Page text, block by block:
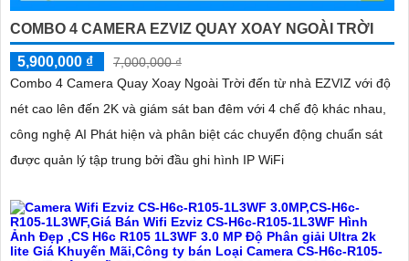
COMBO 4 CAMERA EZVIZ QUAY XOAY NGOÀI TRỜI
5,900,000 ₫
7,000,000 ₫
Combo 4 Camera Quay Xoay Ngoài Trời đến từ nhà EZVIZ với độ
nét cao lên đến 2K và giám sát ban đêm với 4 chế độ khác nhau,
công nghệ AI Phát hiện và phân biệt các chuyển động chuẩn sát
được quản lý tập trung bởi đầu ghi hình IP WiFi